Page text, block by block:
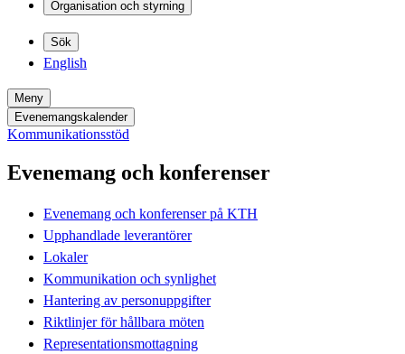
Organisation och styrning
Sök
English
Meny
Evenemangskalender
Kommunikationsstöd
Evenemang och konferenser
Evenemang och konferenser på KTH
Upphandlade leverantörer
Lokaler
Kommunikation och synlighet
Hantering av personuppgifter
Riktlinjer för hållbara möten
Representationsmottagning